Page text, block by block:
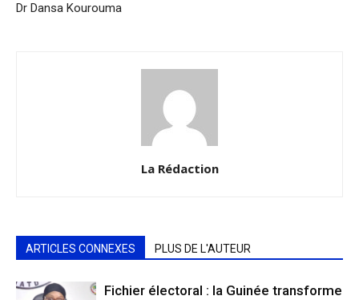
Dr Dansa Kourouma
La Rédaction
ARTICLES CONNEXES PLUS DE L'AUTEUR
Fichier électoral : la Guinée transforme